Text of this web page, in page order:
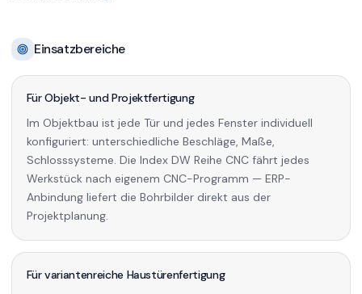
Einsatzbereiche
Für Objekt- und Projektfertigung
Im Objektbau ist jede Tür und jedes Fenster individuell
konfiguriert: unterschiedliche Beschläge, Maße,
Schlosssysteme. Die Index DW Reihe CNC fährt jedes
Werkstück nach eigenem CNC-Programm — ERP-
Anbindung liefert die Bohrbilder direkt aus der
Projektplanung.
Für variantenreiche Haustürenfertigung